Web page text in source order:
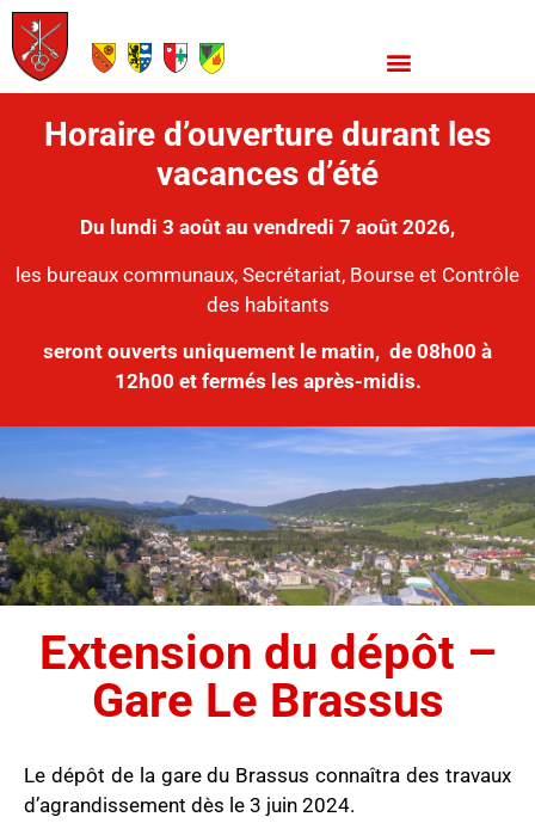
Horaire d’ouverture durant les
vacances d’été
Du lundi 3 août au vendredi 7 août 2026,
les bureaux communaux, Secrétariat, Bourse et Contrôle
des habitants
seront ouverts uniquement le matin, de 08h00 à
12h00 et fermés les après-midis.
Extension du dépôt –
Gare Le Brassus
Le dépôt de la gare du Brassus connaîtra des travaux
d’agrandissement dès le 3 juin 2024.